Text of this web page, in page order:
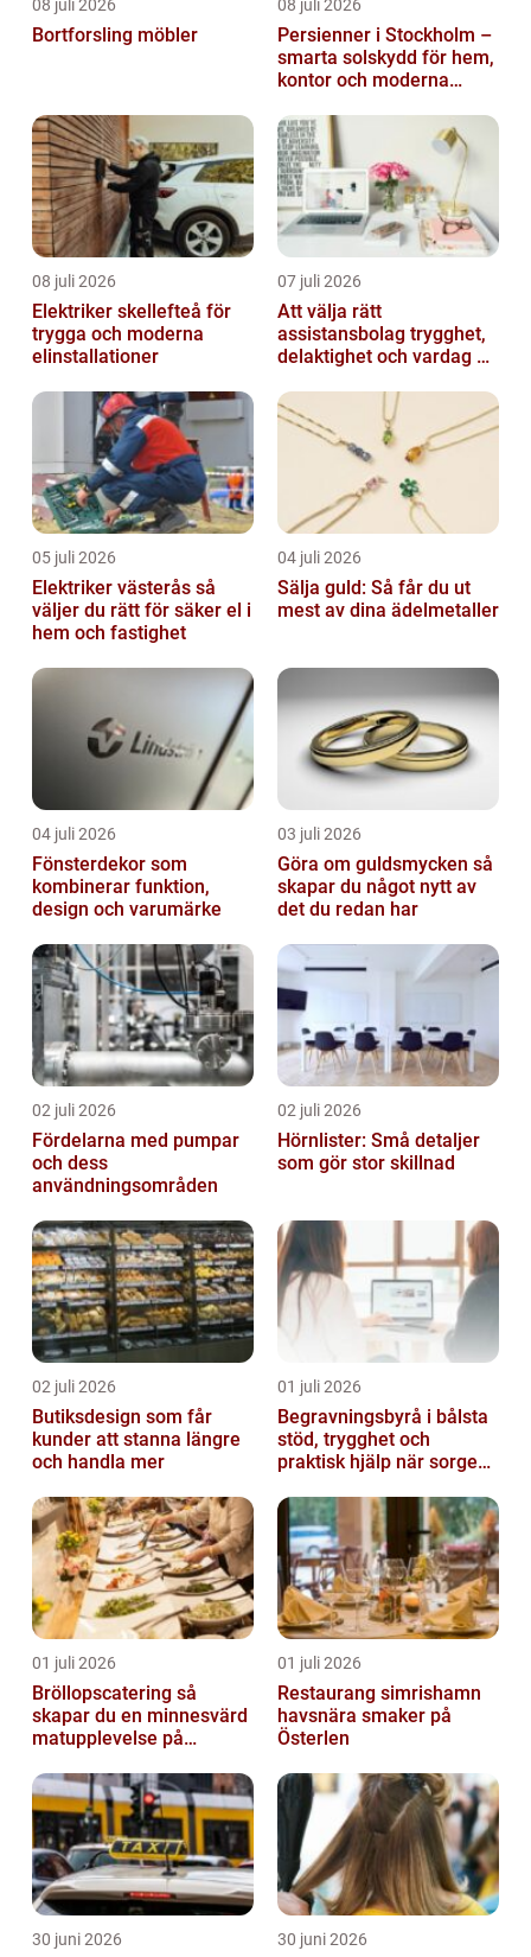
08 juli 2026
Bortforsling möbler
08 juli 2026
Persienner i Stockholm –
smarta solskydd för hem,
kontor och moderna
08 juli 2026
Elektriker skellefteå för
trygga och moderna
elinstallationer
07 juli 2026
Att välja rätt
assistansbolag trygghet,
delaktighet och vardag på
05 juli 2026
Elektriker västerås så
väljer du rätt för säker el i
hem och fastighet
04 juli 2026
Sälja guld: Så får du ut
mest av dina ädelmetaller
04 juli 2026
Fönsterdekor som
kombinerar funktion,
design och varumärke
03 juli 2026
Göra om guldsmycken så
skapar du något nytt av
det du redan har
02 juli 2026
Fördelarna med pumpar
och dess
användningsområden
02 juli 2026
Hörnlister: Små detaljer
som gör stor skillnad
02 juli 2026
Butiksdesign som får
kunder att stanna längre
och handla mer
01 juli 2026
Begravningsbyrå i bålsta
stöd, trygghet och
praktisk hjälp när sorgen
01 juli 2026
Bröllopscatering så
skapar du en minnesvärd
matupplevelse på
01 juli 2026
Restaurang simrishamn
havsnära smaker på
Österlen
30 juni 2026 30 juni 2026